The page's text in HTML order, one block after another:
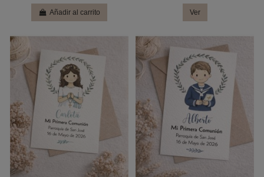
Añadir al carrito Ver